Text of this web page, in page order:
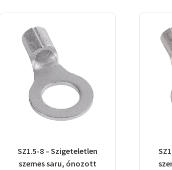
SZ1.5-8 – Szigeteletlen
szemes saru, ónozott